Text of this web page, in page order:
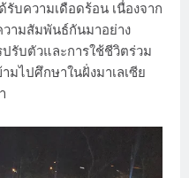
บความเดือดร้อน เนื่องจาก
ามสัมพันธ์กันมาอย่าง
ปรับตัวและการใช้ชีวิตร่วม
มไปศึกษาในฝั่งมาเลเซีย